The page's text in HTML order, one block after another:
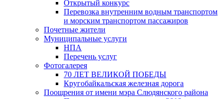
Открытый конкурс
Перевозка внутренним водным транспортом
и морским транспортом пассажиров
Почетные жители
Муниципальные услуги
НПА
Перечень услуг
Фотогалерея
70 ЛЕТ ВЕЛИКОЙ ПОБЕДЫ
Кругобайкальская железная дорога
Поощрения от имени мэра Слюдянского района